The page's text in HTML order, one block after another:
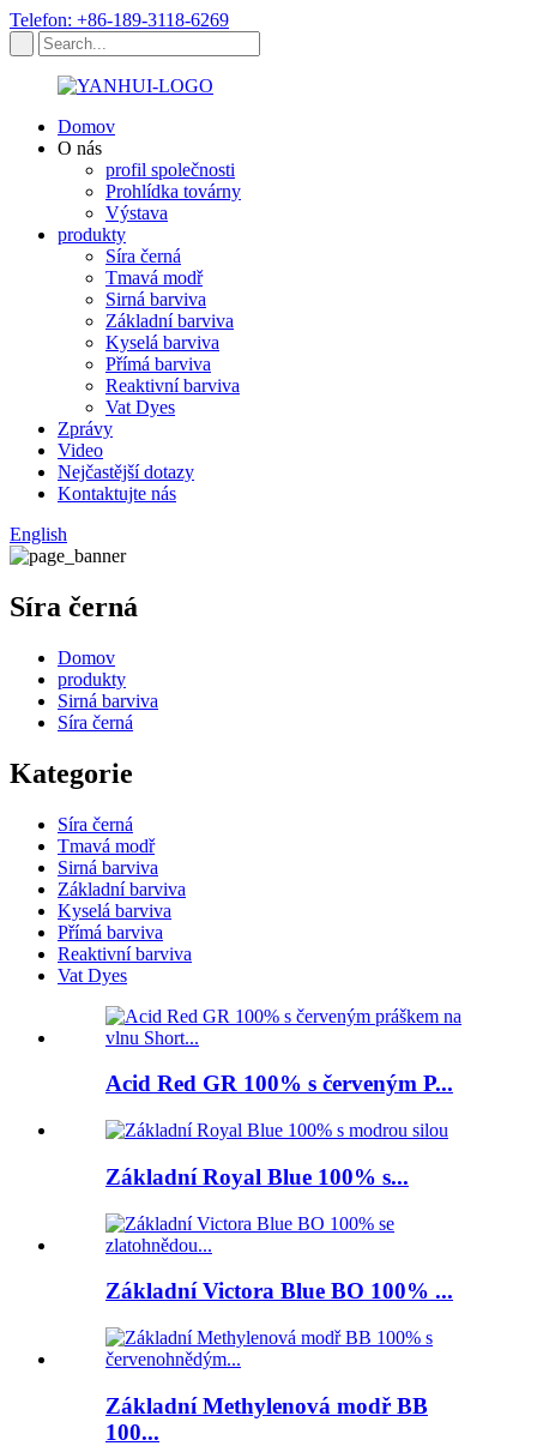
Telefon: +86-189-3118-6269
Domov
O nás
profil společnosti
Prohlídka továrny
Výstava
produkty
Síra černá
Tmavá modř
Sirná barviva
Základní barviva
Kyselá barviva
Přímá barviva
Reaktivní barviva
Vat Dyes
Zprávy
Video
Nejčastější dotazy
Kontaktujte nás
English
Síra černá
Domov
produkty
Sirná barviva
Síra černá
Kategorie
Síra černá
Tmavá modř
Sirná barviva
Základní barviva
Kyselá barviva
Přímá barviva
Reaktivní barviva
Vat Dyes
Acid Red GR 100% s červeným P...
Základní Royal Blue 100% s...
Základní Victora Blue BO 100% ...
Základní Methylenová modř BB
100...